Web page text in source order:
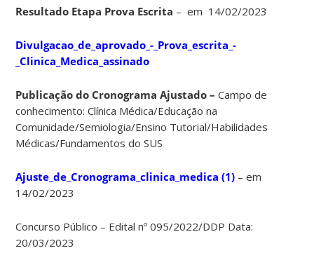
Resultado Etapa Prova Escrita – em 14/02/2023
Divulgacao_de_aprovado_-_Prova_escrita_-
_Clinica_Medica_assinado
Publicação do Cronograma Ajustado –Campo de
conhecimento: Clínica Médica/Educação na
Comunidade/Semiologia/Ensino Tutorial/Habilidades
Médicas/Fundamentos do SUS
Ajuste_de_Cronograma_clinica_medica (1) – em
14/02/2023
Concurso Público – Edital nº 095/2022/DDP Data:
20/03/2023